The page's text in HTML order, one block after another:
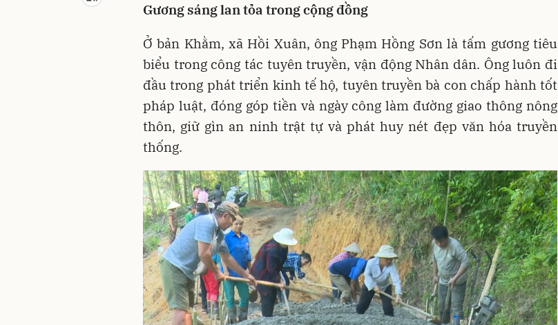
Gương sáng lan tỏa trong cộng đồng
Ở bản Khằm, xã Hồi Xuân, ông Phạm Hồng Sơn là tấm gương tiêu
biểu trong công tác tuyên truyền, vận động Nhân dân. Ông luôn đi
đầu trong phát triển kinh tế hộ, tuyên truyền bà con chấp hành tốt
pháp luật, đóng góp tiền và ngày công làm đường giao thông nông
thôn, giữ gìn an ninh trật tự và phát huy nét đẹp văn hóa truyền
thống.